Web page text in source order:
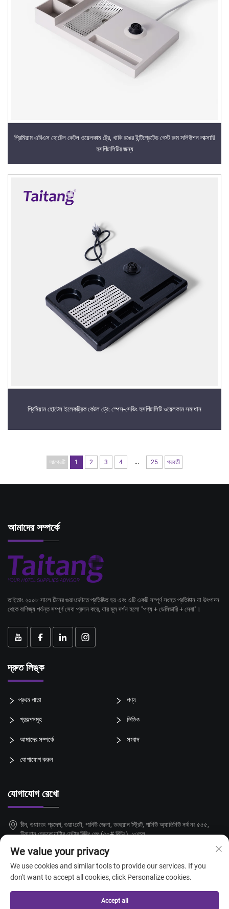
প্রিমিয়াম এবিএস হোটেল কেটল ওয়েলকাম ট্রে, খাকি রঙের ইন্টিগ্রেটেড গেস্ট রুম সলিউশন লাক্সারি
হসপিটালিটির জন্য
প্রিমিয়াম হোটেল ইলেকট্রিক কেটল ট্রে: স্পেস-সেভিং হসপিটালিটি ওয়েলকাম সমাধান
আগেরটি 1 2 3 4 ... 25 পরবর্তী
আমাদের সম্পর্কে
তাইতাং ২০০৮ সালে চীনের গুয়াংজৌতে প্রতিষ্ঠিত হয় এবং এটি একটি সম্পূর্ণ সংহত প্রতিষ্ঠান যা উৎপাদন
থেকে বাণিজ্য পর্যন্ত সম্পূর্ণ সেবা প্রদান করে, যার মূল দর্শন হলো "পণ্য + ডেলিভারি + সেবা"।
দ্রুত লিঙ্ক
প্রথম পাতা পণ্য
প্রকল্পসমূহ ভিডিও
আমাদের সম্পর্কে সংবাদ
যোগাযোগ করুন
যোগাযোগ রেখো
চীন, গুয়াংডং প্রদেশ, গুয়াংজৌ, পানিউ জেলা, ডংহুয়ান স্ট্রিট, পানিউ অ্যাভিনিউ নর্থ নং ৫৫৫,
টিয়ানান হেডকোয়ার্টার সেন্টার বিল্ডিং পেং (৩০# বিল্ডিং), ১৩তল
+86-18924068214
[email protected]
We value your privacy
We use cookies and similar tools to provide our services. If you
don't want to accept all cookies, click Personalize cookies.
Accept all